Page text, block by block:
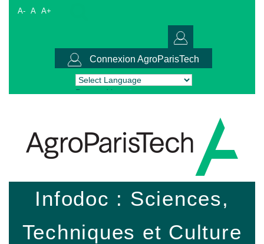
A- A A+
Connexion AgroParisTech
Powered by Translate
Infodoc : Sciences,
Techniques et Culture